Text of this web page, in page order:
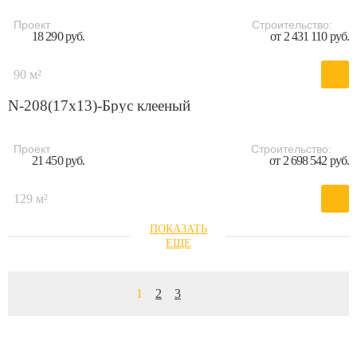
Проект
18 290 руб.
Строительство:
от 2 431 110 руб.
90 м²
N-208(17x13)-Брус клееный
Проект
21 450 руб.
Строительство:
от 2 698 542 руб.
129 м²
1 2 3